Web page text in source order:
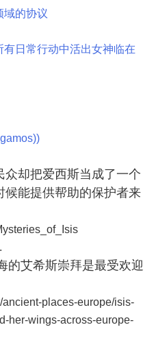
域的协议
日常行动中活出女神临在
却把爱西斯当成了一个
候能提供帮助的保护者来
.
的艾希斯崇拜是最受欢迎
places-europe/isis-
her-wings-across-europe-